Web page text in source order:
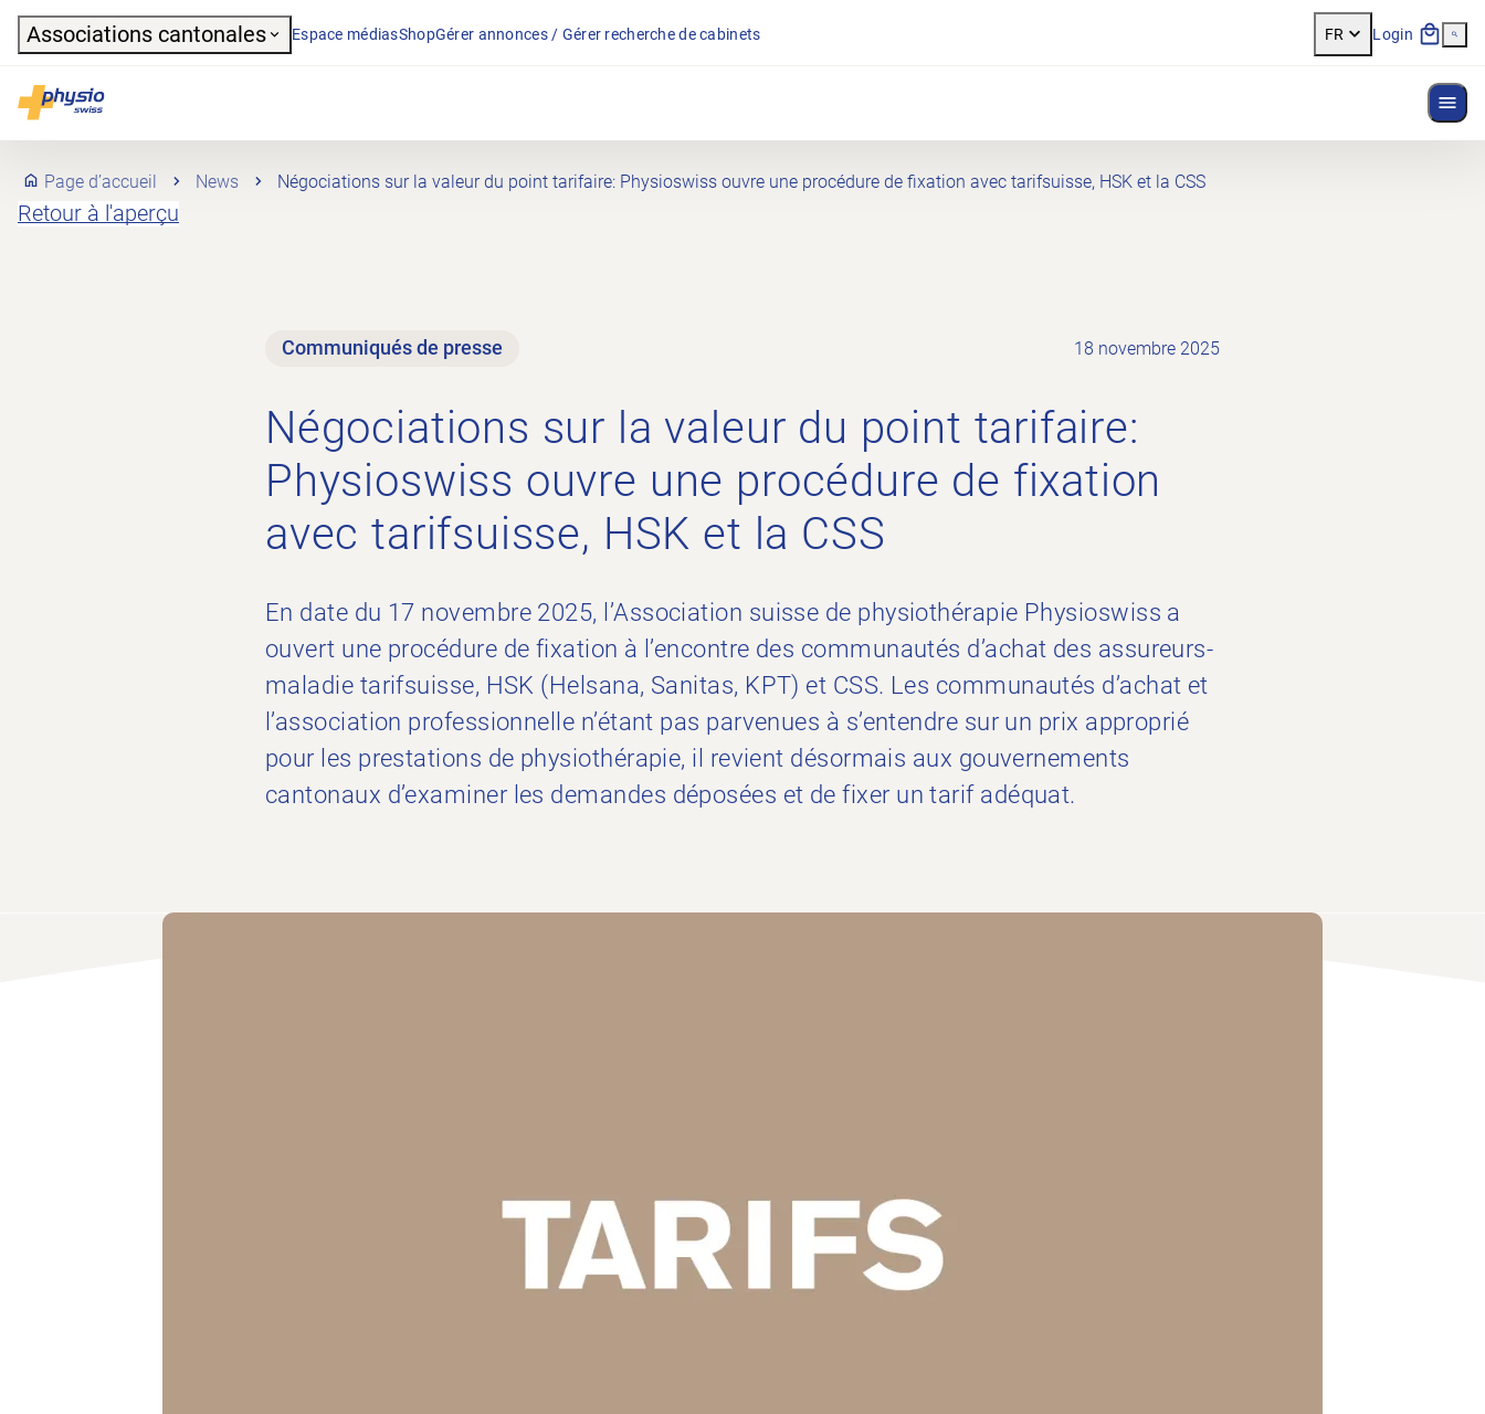
Header
Associations cantonales Espace médiasShopGérer annonces / Gérer recherche de cabinets FR Login
Physioswiss
Navigation principale
Page d’accueil News Négociations sur la valeur du point tarifaire: Physioswiss ouvre une procédure de fixation avec tarifsuisse, HSK et la CSS
Retour à l'aperçu
Communiqués de presse 18 novembre 2025
Négociations sur la valeur du point tarifaire:
Physioswiss ouvre une procédure de fixation
avec tarifsuisse, HSK et la CSS
En date du 17 novembre 2025, l’Association suisse de physiothérapie Physioswiss a
ouvert une procédure de fixation à l’encontre des communautés d’achat des assureurs-
maladie tarifsuisse, HSK (Helsana, Sanitas, KPT) et CSS. Les communautés d’achat et
l’association professionnelle n’étant pas parvenues à s’entendre sur un prix approprié
pour les prestations de physiothérapie, il revient désormais aux gouvernements
cantonaux d’examiner les demandes déposées et de fixer un tarif adéquat.